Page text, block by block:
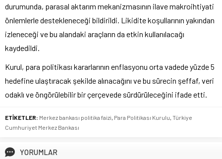
durumunda, parasal aktarım mekanizmasının ilave makroihtiyati
önlemlerle destekleneceği bildirildi. Likidite koşullarının yakından
izleneceği ve bu alandaki araçların da etkin kullanılacağı
kaydedildi.
Kurul, para politikası kararlarının enflasyonu orta vadede yüzde 5
hedefine ulaştıracak şekilde alınacağını ve bu sürecin şeffaf, veri
odaklı ve öngörülebilir bir çerçevede sürdürüleceğini ifade etti.
ETİKETLER: Merkez bankası politika faizi Para Politikası Kurulu Türkiye
Cumhuriyet Merkez Bankası
YORUMLAR